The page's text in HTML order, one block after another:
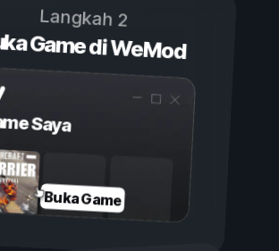
Langkah 2
Game di WeMod
Saya
Buka Game